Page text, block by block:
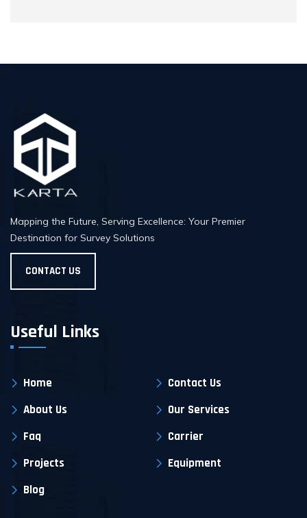
Mapping the Future, Serving Excellence: Your Premier
Destination for Survey Solutions
CONTACT US
Useful Links
Home
Contact Us
About Us
Our Services
Faq
Carrier
Projects
Equipment
Blog